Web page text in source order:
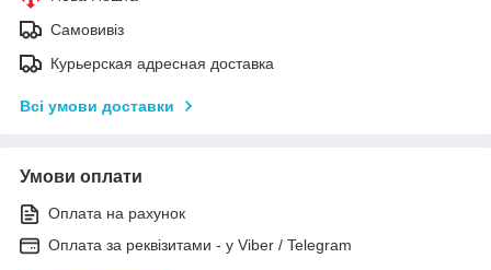
Самовивіз
Курьерская адресная доставка
Всі умови доставки
Умови оплати
Оплата на рахунок
Оплата за реквізитами - у Viber / Telegram